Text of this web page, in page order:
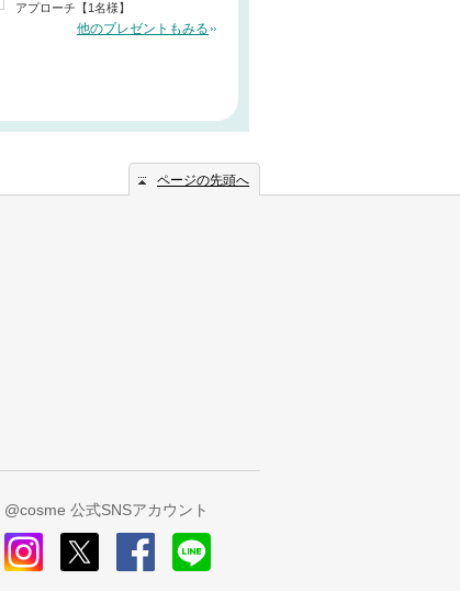
アプローチ【1名様】
他のプレゼントもみる
ページの先頭へ
@cosme 公式SNSアカウント